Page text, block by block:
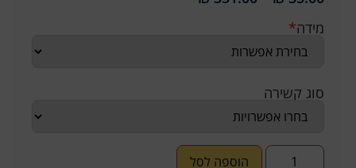
*מידה
סוג קשירה
הוספה לסל